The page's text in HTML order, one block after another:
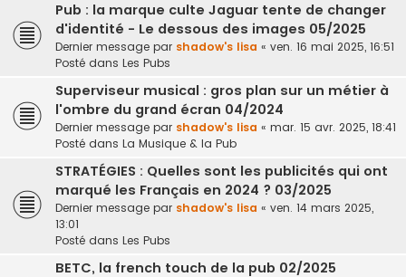
Pub : la marque culte Jaguar tente de changer
d'identité - Le dessous des images 05/2025
Dernier message par shadow's lisa « ven. 16 mai 2025, 16:51
Posté dans Les Pubs
Superviseur musical : gros plan sur un métier à
l'ombre du grand écran 04/2024
Dernier message par shadow's lisa « mar. 15 avr. 2025, 18:41
Posté dans La Musique & la Pub
STRATÉGIES : Quelles sont les publicités qui ont
marqué les Français en 2024 ? 03/2025
Dernier message par shadow's lisa « ven. 14 mars 2025,
13:01
Posté dans Les Pubs
BETC, la french touch de la pub 02/2025